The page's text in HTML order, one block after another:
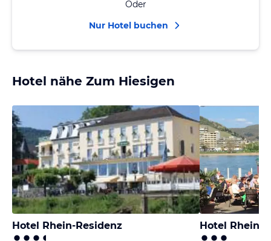
Oder
Nur Hotel buchen
Hotel nähe Zum Hiesigen
Hotel Rhein-Residenz Hotel